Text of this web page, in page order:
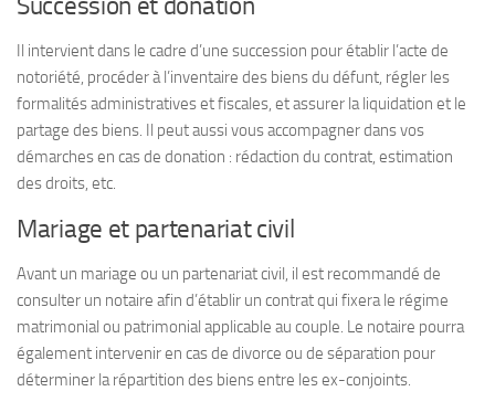
Succession et donation
Il intervient dans le cadre d’une succession pour établir l’acte de
notoriété, procéder à l’inventaire des biens du défunt, régler les
formalités administratives et fiscales, et assurer la liquidation et le
partage des biens. Il peut aussi vous accompagner dans vos
démarches en cas de donation : rédaction du contrat, estimation
des droits, etc.
Mariage et partenariat civil
Avant un mariage ou un partenariat civil, il est recommandé de
consulter un notaire afin d’établir un contrat qui fixera le régime
matrimonial ou patrimonial applicable au couple. Le notaire pourra
également intervenir en cas de divorce ou de séparation pour
déterminer la répartition des biens entre les ex-conjoints.